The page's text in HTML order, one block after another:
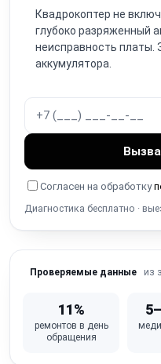
Нет связи / обрыв
Дрейф /
Ошибки / коды ошибок /
Не работает
Неисправен полётный
Квадрокоптер не
глубоко разряженный
неисправность платы.
аккумулятора.
Согласен на обработку
Диагностика бесплатно ·
Проверяемые данные из
11%
ремонтов в день
обращения